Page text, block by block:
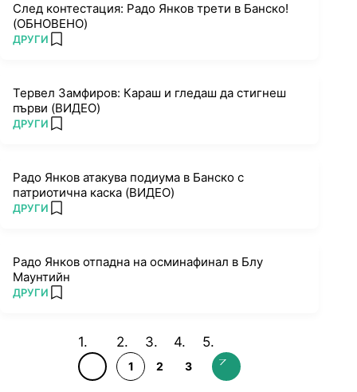
След контестация: Радо Янков трети в Банско!
(ОБНОВЕНО)
ПОВЕЧЕ ОТ
ДРУГИ add favorites
Тервел Замфиров: Караш и гледаш да стигнеш
първи (ВИДЕО)
ПОВЕЧЕ ОТ
ДРУГИ add favorites
Радо Янков атакува подиума в Банско с
патриотична каска (ВИДЕО)
ПОВЕЧЕ ОТ
ДРУГИ add favorites
Радо Янков отпадна на осминафинал в Блу
Маунтийн
ПОВЕЧЕ ОТ
ДРУГИ add favorites
1 2 3